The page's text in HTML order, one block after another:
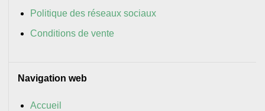
Politique des réseaux sociaux
Conditions de vente
Navigation web
Accueil